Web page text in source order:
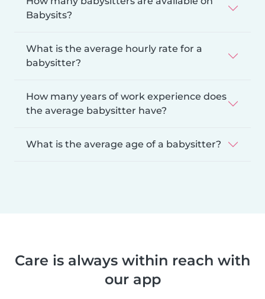
Babysits?
What is the average hourly rate for a
babysitter?
How many years of work experience does
the average babysitter have?
What is the average age of a babysitter?
Care is always within reach with
our app